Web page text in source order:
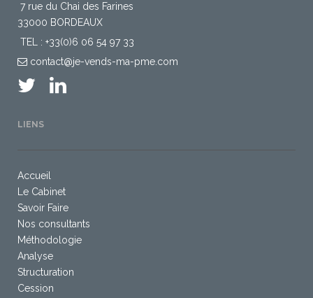
7 rue du Chai des Farines
33000 BORDEAUX
TEL : +33(0)6 06 54 97 33
contact@je-vends-ma-pme.com
LIENS
Accueil
Le Cabinet
Savoir Faire
Nos consultants
Méthodologie
Analyse
Structuration
Cession